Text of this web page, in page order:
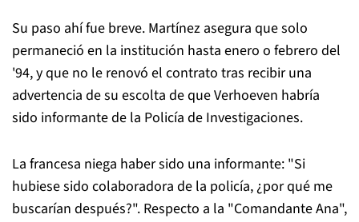
Su paso ahí fue breve. Martínez asegura que solo
permaneció en la institución hasta enero o febrero del
'94, y que no le renovó el contrato tras recibir una
advertencia de su escolta de que Verhoeven habría
sido informante de la Policía de Investigaciones.
La francesa niega haber sido una informante: "Si
hubiese sido colaboradora de la policía, ¿por qué me
buscarían después?". Respecto a la "Comandante Ana",